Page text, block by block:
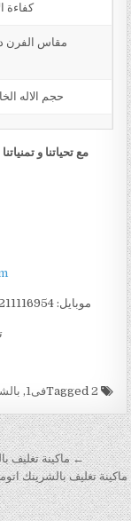
كفاءة
مقاس الفرن
حجم الاله
مع تحياتنا و
موبايل: 01211116954 – – 01211116956 – – 01211116958
2فى1 ,
تصفّح← ماكينة تغليف
ماكينة تغليف بالشرينك